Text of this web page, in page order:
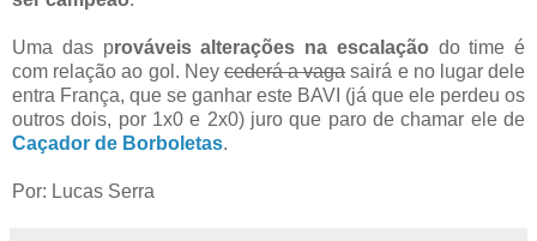
Uma das prováveis alterações na escalação do time é
com relação ao gol. Neycederá a vagasairá e no lugar dele
entra França, que se ganhar este BAVI (já que ele perdeu os
outros dois, por 1x0 e 2x0) juro que paro de chamar ele de
Caçador de Borboletas.
Por: Lucas Serra